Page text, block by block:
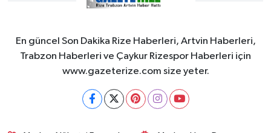
En güncel Son Dakika Rize Haberleri, Artvin Haberleri,
Trabzon Haberleri ve Çaykur Rizespor Haberleri için
www.gazeterize.com size yeter.